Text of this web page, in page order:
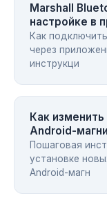
Marshall
настройке в
Как
через
инструкци
Как
Android-
Пошаговая
установке
Android-магн